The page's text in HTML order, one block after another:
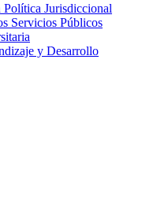
Política Jurisdiccional
Servicios Públicos
y Desarrollo